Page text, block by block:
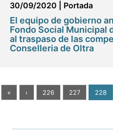
30/09/2020 Portada
El equipo de gobierno
Fondo Social Municipal
al traspaso de las
Conselleria de Oltra
« ‹ 226 227 228